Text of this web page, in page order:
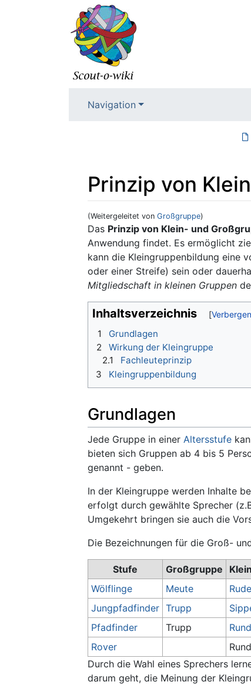
Navigation
Prinzip von
(Weitergeleitet von Großgruppe)
Wechseln zu:Navigation,Suche
Das Prinzip von Klein- und
Anwendung findet. Es ermöglicht
kann die Kleingruppenbildung eine
oder einer Streife) sein oder
Mitgliedschaft in kleinen Gruppen
Inhaltsverzeichnis
1
Grundlagen
2
Wirkung der Kleingruppe
2.1
Fachleuteprinzip
3
Kleingruppenbildung
Grundlagen
Jede Gruppe in einer Altersstufe
bieten sich Gruppen ab 4 bis 5
genannt - geben.
In der Kleingruppe werden Inhalte
erfolgt durch gewählte Sprecher
Umgekehrt bringen sie auch die
Die Bezeichnungen für die Groß-
Stufe Großgruppe
Wölflinge
Meute
Jungpfadfinder Trupp
Pfadfinder
Trupp
Rover
Durch die Wahl eines Sprechers
darum geht, die Meinung der